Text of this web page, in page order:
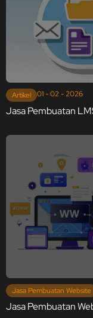
Artikel 01 - 02 - 2026
Jasa Pembuatan
Jasa Pembuatan Website
Jasa Pembuatan